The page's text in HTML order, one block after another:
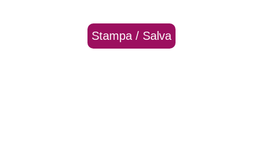
Stampa / Salva